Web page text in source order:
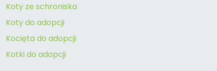
Koty ze schroniska
Koty do adopcji
Kocięta do adopcji
Kotki do adopcji